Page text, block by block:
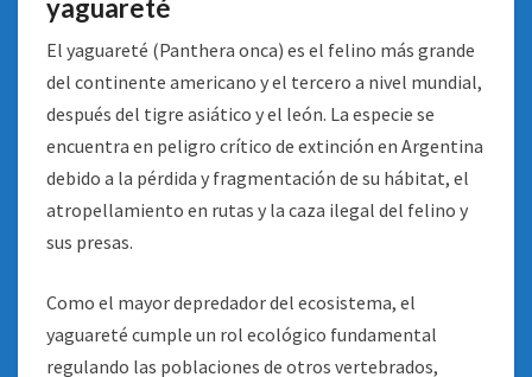
yaguareté
El yaguareté (Panthera onca) es el felino más grande
del continente americano y el tercero a nivel mundial,
después del tigre asiático y el león. La especie se
encuentra en peligro crítico de extinción en Argentina
debido a la pérdida y fragmentación de su hábitat, el
atropellamiento en rutas y la caza ilegal del felino y
sus presas.
Como el mayor depredador del ecosistema, el
yaguareté cumple un rol ecológico fundamental
regulando las poblaciones de otros vertebrados,